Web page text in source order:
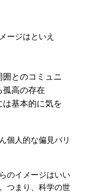
ージはといえ
囲とのコミュニ
孤高の存在
は基本的に気を
個人的な偏見バリ
のイメージはいい
つまり、科学の世